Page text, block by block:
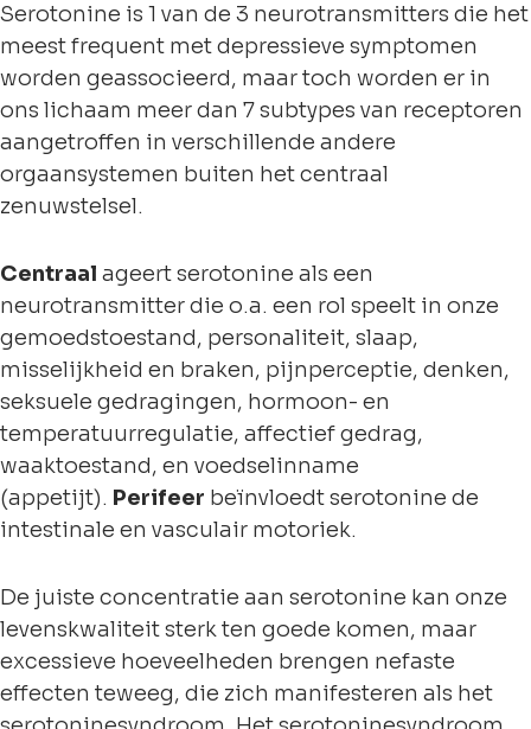
Serotonine is 1 van de 3 neurotransmitters die het
meest frequent met depressieve symptomen
worden geassocieerd, maar toch worden er in
ons lichaam meer dan 7 subtypes van receptoren
aangetroffen in verschillende andere
orgaansystemen buiten het centraal
zenuwstelsel.
Centraal ageert serotonine als een
neurotransmitter die o.a. een rol speelt in onze
gemoedstoestand, personaliteit, slaap,
misselijkheid en braken, pijnperceptie, denken,
seksuele gedragingen, hormoon- en
temperatuurregulatie, affectief gedrag,
waaktoestand, en voedselinname
(appetijt). Perifeer beïnvloedt serotonine de
intestinale en vasculair motoriek.
De juiste concentratie aan serotonine kan onze
levenskwaliteit sterk ten goede komen, maar
excessieve hoeveelheden brengen nefaste
effecten teweeg, die zich manifesteren als het